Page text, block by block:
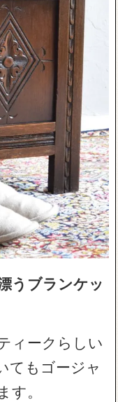
うブランケッ
ィークらしい
てもゴージャ
。